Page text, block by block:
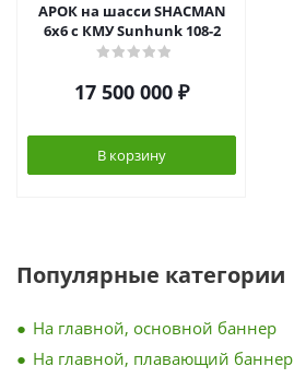
АРОК на шасси SHACMAN
6х6 с КМУ Sunhunk 108-2
17 500 000 ₽
В корзину
Популярные категории
На главной, основной баннер
На главной, плавающий баннер